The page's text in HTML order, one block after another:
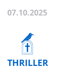
07.10.2025
THRILLER